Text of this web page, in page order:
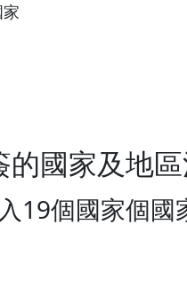
家
國家及地區
19個國家個國